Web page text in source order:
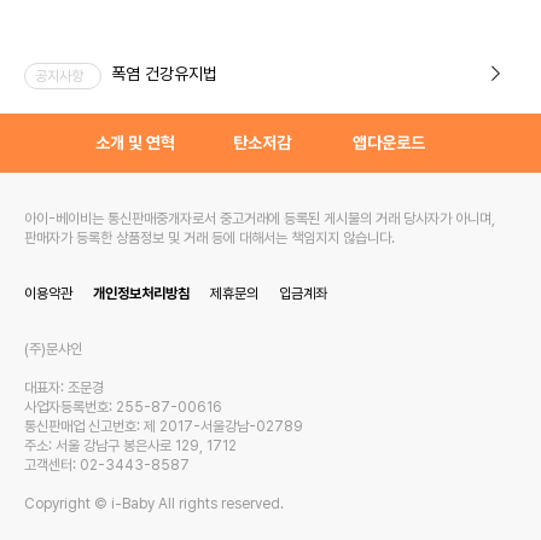
공지사항 폭염 건강유지법
소개 및 연혁 탄소저감 앱다운로드
아이-베이비는 통신판매중개자로서 중고거래에 등록된 게시물의 거래 당사자가 아니며,
판매자가 등록한 상품정보 및 거래 등에 대해서는 책임지지 않습니다.
이용약관 개인정보처리방침 제휴문의 입금계좌
(주)문샤인
대표자: 조문경
사업자등록번호: 255-87-00616
통신판매업 신고번호: 제 2017-서울강남-02789
주소: 서울 강남구 봉은사로 129, 1712
고객센터: 02-3443-8587
Copyright © i-Baby All rights reserved.